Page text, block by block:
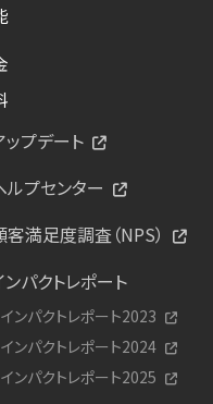
ップデート
ルプセンター
客満足度調査（NPS）
ンパクトレポート
インパクトレポート2023
インパクトレポート2024
インパクトレポート2025